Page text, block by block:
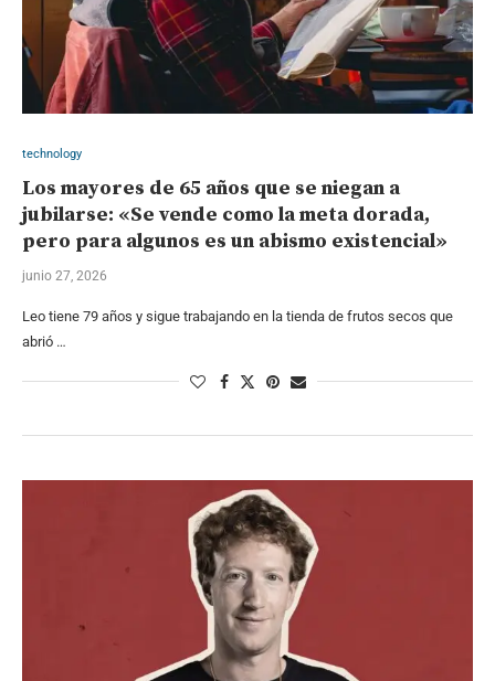
technology
Los mayores de 65 años que se niegan a
jubilarse: «Se vende como la meta dorada,
pero para algunos es un abismo existencial»
junio 27, 2026
Leo tiene 79 años y sigue trabajando en la tienda de frutos secos que
abrió …